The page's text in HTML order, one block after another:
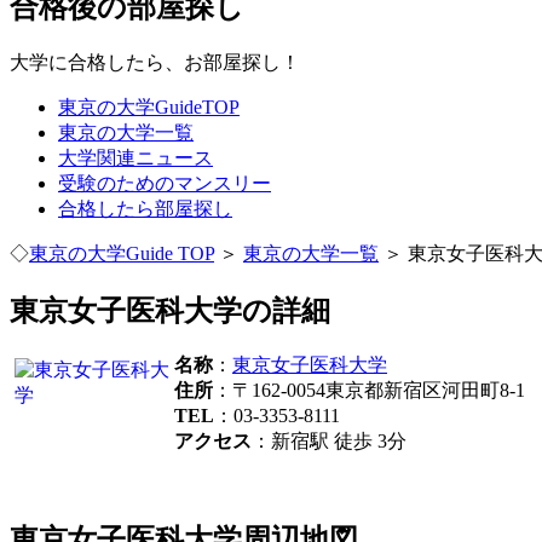
合格後の部屋探し
大学に合格したら、お部屋探し！
東京の大学GuideTOP
東京の大学一覧
大学関連ニュース
受験のためのマンスリー
合格したら部屋探し
◇東京の大学Guide TOP＞ 東京の大学一覧 ＞ 東京女子医科
東京女子医科大学の詳細
名称： 東京女子医科大学
住所 ：〒162-0054東京都新宿区河田町8-1
TEL ：03-3353-8111
アクセス ：新宿駅 徒歩 3分